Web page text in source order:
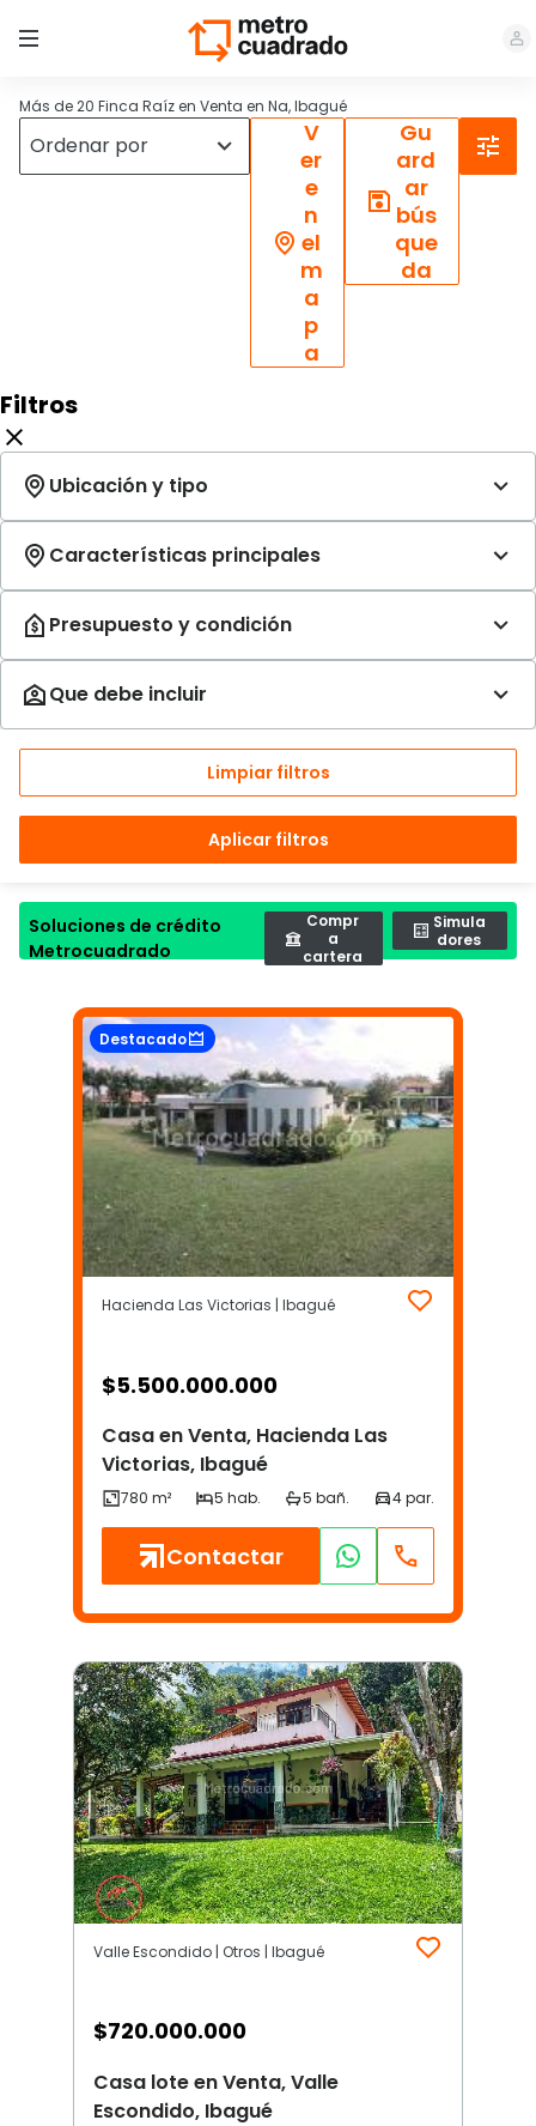
Más de 20 Finca Raíz en Venta en Na, Ibagué
V
er
e
n
el
m
a
p
a
Gu
ard
ar
bús
que
da
Filtros
Limpiar filtros
Aplicar filtros
Soluciones de crédito
Metrocuadrado
Compr
a
cartera
Simula
dores
Destacado
Hacienda Las Victorias | Ibagué
$5.500.000.000
Casa en Venta, Hacienda Las
Victorias, Ibagué
Contactar
Valle Escondido | Otros | Ibagué
$720.000.000
Casa lote en Venta, Valle
Escondido, Ibagué